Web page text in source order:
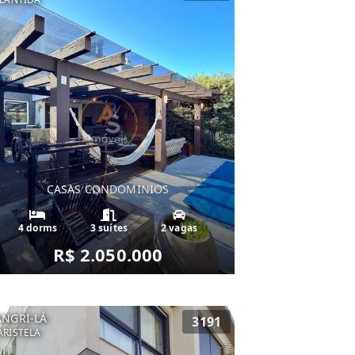
CASAS CONDOMINIOS
4 dorms 3 suítes 2 vagas
R$ 2.050.000
LÁ 3191